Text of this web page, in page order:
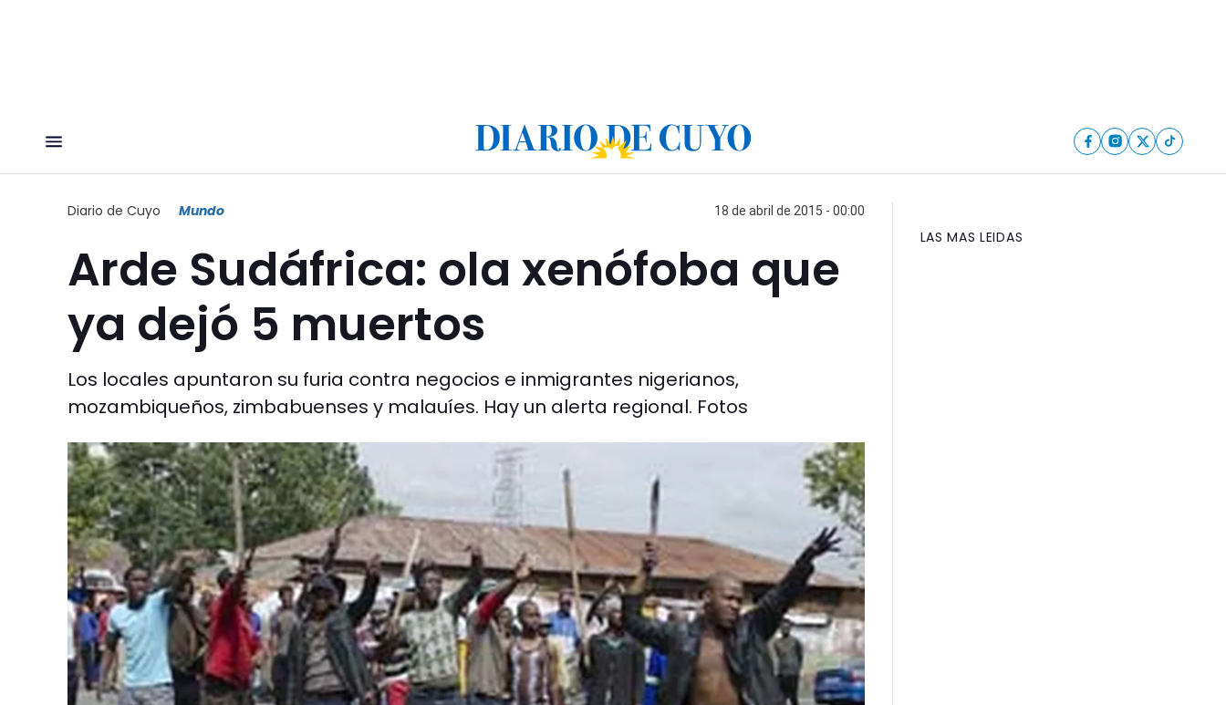
Diario de Cuyo Mundo 18 de abril de 2015 - 00:00
Arde Sudáfrica: ola xenófoba que
ya dejó 5 muertos
Los locales apuntaron su furia contra negocios e inmigrantes nigerianos,
mozambiqueños, zimbabuenses y malauíes. Hay un alerta regional. Fotos
LAS MAS LEIDAS